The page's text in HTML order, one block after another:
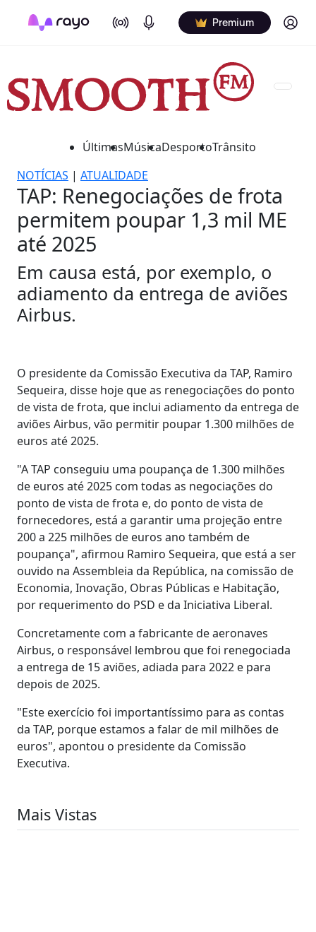
On Air Podcasts Premium Log in
ÚltimasMúsicaDesportoTrânsito
NOTÍCIAS | ATUALIDADE
TAP: Renegociações de frota
permitem poupar 1,3 mil ME
até 2025
Em causa está, por exemplo, o
adiamento da entrega de aviões
Airbus.
O presidente da Comissão Executiva da TAP, Ramiro
Sequeira, disse hoje que as renegociações do ponto
de vista de frota, que inclui adiamento da entrega de
aviões Airbus, vão permitir poupar 1.300 milhões de
euros até 2025.
"A TAP conseguiu uma poupança de 1.300 milhões
de euros até 2025 com todas as negociações do
ponto de vista de frota e, do ponto de vista de
fornecedores, está a garantir uma projeção entre
200 a 225 milhões de euros ano também de
poupança", afirmou Ramiro Sequeira, que está a ser
ouvido na Assembleia da República, na comissão de
Economia, Inovação, Obras Públicas e Habitação,
por requerimento do PSD e da Iniciativa Liberal.
Concretamente com a fabricante de aeronaves
Airbus, o responsável lembrou que foi renegociada
a entrega de 15 aviões, adiada para 2022 e para
depois de 2025.
"Este exercício foi importantíssimo para as contas
da TAP, porque estamos a falar de mil milhões de
euros", apontou o presidente da Comissão
Executiva.
Mais Vistas